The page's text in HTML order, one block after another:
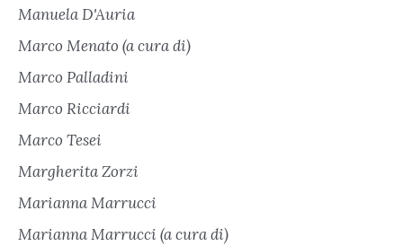
Manuela D'Auria
Marco Menato (a cura di)
Marco Palladini
Marco Ricciardi
Marco Tesei
Margherita Zorzi
Marianna Marrucci
Marianna Marrucci (a cura di)